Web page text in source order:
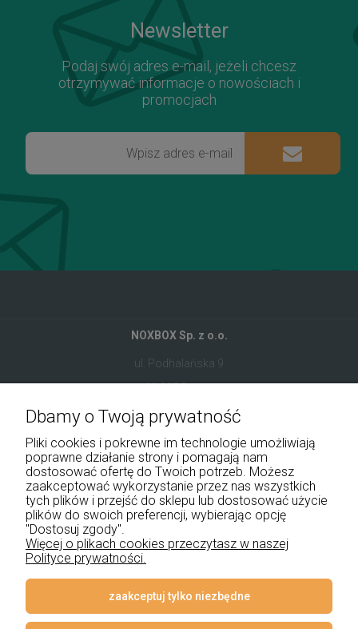
Newsletter
Podaj swój adres e-mail, jeżeli chcesz
otrzymywać informacje o nowościach i
promocjach
NOXBOX Sp. z o.o.
ul. Podhalańska 9
41-907 Bytom
+48 534 555 344
sklep@noxbox.pl
Pomoc
Płatności i dostawa
Informacje
Dbamy o Twoją prywatność
Pliki cookies i pokrewne im technologie umożliwiają
poprawne działanie strony i pomagają nam
dostosować ofertę do Twoich potrzeb. Możesz
zaakceptować wykorzystanie przez nas wszystkich
tych plików i przejść do sklepu lub dostosować użycie
plików do swoich preferencji, wybierając opcję
"Dostosuj zgody".
Więcej o plikach cookies przeczytasz w naszej
Polityce prywatności.
zaakceptuj tylko niezbędne